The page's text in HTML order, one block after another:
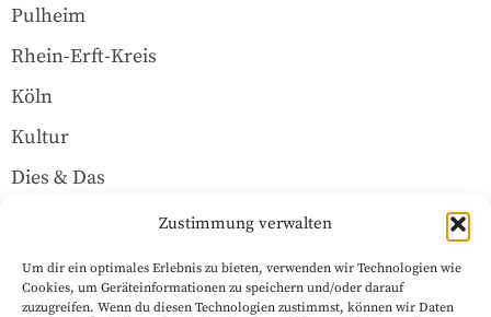
Zustimmung verwalten
Um dir ein optimales Erlebnis zu bieten, verwenden wir Technologien wie
Cookies, um Geräteinformationen zu speichern und/oder darauf
zuzugreifen. Wenn du diesen Technologien zustimmst, können wir Daten
Pulheim
Rhein-Erft-Kreis
Köln
Kultur
Dies & Das
Rechtliches